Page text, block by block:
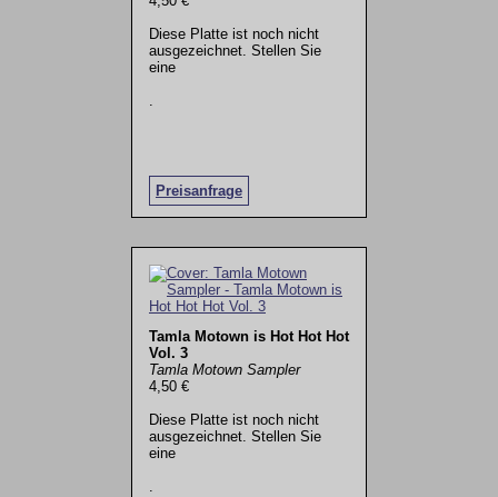
Diese Platte ist noch nicht
ausgezeichnet. Stellen Sie
eine
Preisanfrage
Tamla Motown is Hot Hot Hot
Vol. 3
Tamla Motown Sampler
4,50 €
Diese Platte ist noch nicht
ausgezeichnet. Stellen Sie
eine
.